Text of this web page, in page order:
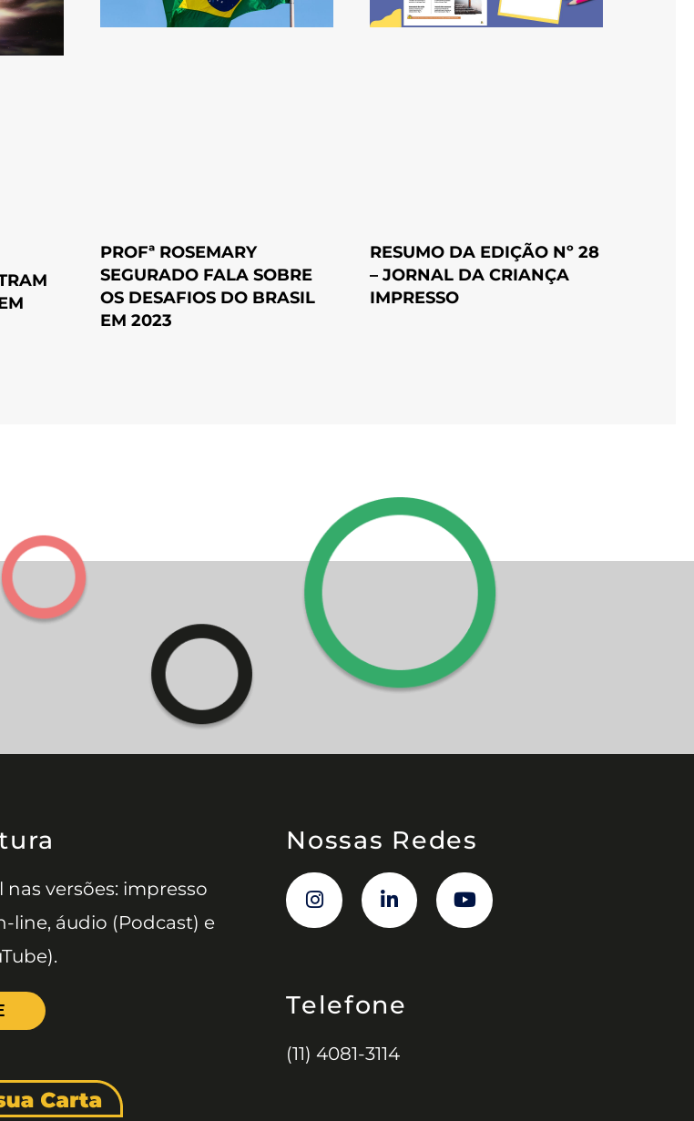
PROFª ROSEMARY
SEGURADO FALA SOBRE
OS DESAFIOS DO BRASIL
EM 2023
RESUMO DA EDIÇÃO Nº 28
– JORNAL DA CRIANÇA
IMPRESSO
nas versões: impresso
line, áudio (Podcast) e
Nossas Redes
Telefone
(11) 4081-3114